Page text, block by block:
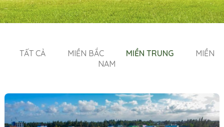
TẤT CẢ MIỀN BẮC MIỀN TRUNG
MIỀN
NAM